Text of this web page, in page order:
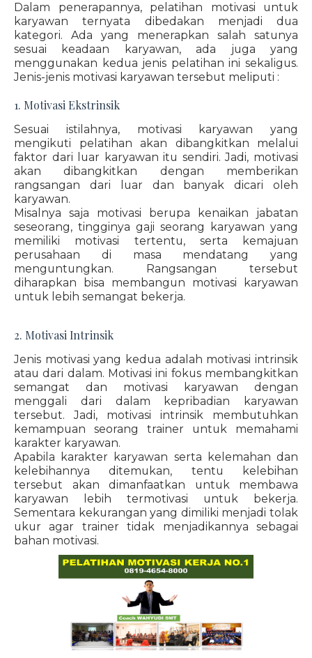
Dalam penerapannya, pelatihan motivasi untuk
karyawan ternyata dibedakan menjadi dua
kategori. Ada yang menerapkan salah satunya
sesuai keadaan karyawan, ada juga yang
menggunakan kedua jenis pelatihan ini sekaligus.
Jenis-jenis motivasi karyawan tersebut meliputi :
1. Motivasi Ekstrinsik
Sesuai istilahnya, motivasi karyawan yang
mengikuti pelatihan akan dibangkitkan melalui
faktor dari luar karyawan itu sendiri. Jadi, motivasi
akan dibangkitkan dengan memberikan
rangsangan dari luar dan banyak dicari oleh
karyawan.
Misalnya saja motivasi berupa kenaikan jabatan
seseorang, tingginya gaji seorang karyawan yang
memiliki motivasi tertentu, serta kemajuan
perusahaan di masa mendatang yang
menguntungkan. Rangsangan tersebut
diharapkan bisa membangun motivasi karyawan
untuk lebih semangat bekerja.
2. Motivasi Intrinsik
Jenis motivasi yang kedua adalah motivasi intrinsik
atau dari dalam. Motivasi ini fokus membangkitkan
semangat dan motivasi karyawan dengan
menggali dari dalam kepribadian karyawan
tersebut. Jadi, motivasi intrinsik membutuhkan
kemampuan seorang trainer untuk memahami
karakter karyawan.
Apabila karakter karyawan serta kelemahan dan
kelebihannya ditemukan, tentu kelebihan
tersebut akan dimanfaatkan untuk membawa
karyawan lebih termotivasi untuk bekerja.
Sementara kekurangan yang dimiliki menjadi tolak
ukur agar trainer tidak menjadikannya sebagai
bahan motivasi.